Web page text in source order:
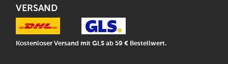
VERSAND
Kostenloser Versand mit GLS ab 59 € Bestellwert.